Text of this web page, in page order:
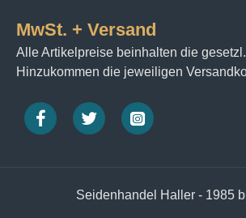
Probieren Sie es aus und lassen Sie
Brillanz und dem Farbspektrum
Sie von unserem Produkt begeistert
Zögern Sie nicht länger und bestellen
Seidenfärbeprojekt zu einem wahren
MwSt. + Versand
Alle Artikelpreise beinhalten die
Hinzukommen die jeweiligen
Seidenhandel Haller - 1985